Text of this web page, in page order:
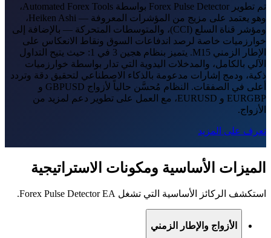
تم تطوير Forex Pulse Detector بواسطة Automated Forex Tools،
وهو يعتمد على مزيج من المؤشرات المعروفة — Heiken Ashi،
ومؤشر قناة السلع (CCI)، والمتوسطات المتحركة — بالإضافة إلى
خوارزميات خاصة لرصد اندفاعات السوق ونقاط الانعكاس على
الإطار الزمني M15. يتميز بنظام هجين 3 في 1: حيث يتيح التداول
الآلي بالكامل، والمدخلات اليدوية التي تدار بواسطة خوارزميات
ذكية، ودمج إشارات مدعومة بالذكاء الاصطناعي لتحقيق دقة وتردد
أعلى في الصفقات. النظام مُحسَّن حالياً لأزواج GBPUSD و
EURGBP و EURUSD، مع العمل على تطوير دعم لمزيد من
الأزواج.
تعرف على المزيد
الميزات الأساسية ومكونات الاستراتيجية
استكشف الركائز الأساسية التي تشغل Forex Pulse Detector EA.
الأزواج والإطار الزمني